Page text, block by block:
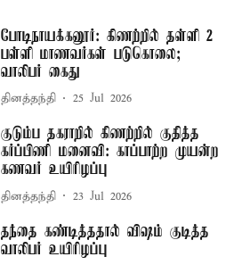
போடிநாயக்கனூர்: கிணற்றில் தள்ளி 2
பள்ளி மாணவர்கள் படுகொலை;
வாலிபர் கைது
தினத்தந்தி 25 Jul 2026
குடும்ப தகராறில் கிணற்றில் குதித்த
கர்ப்பிணி மனைவி: காப்பாற்ற முயன்ற
கணவர் உயிரிழப்பு
தினத்தந்தி 23 Jul 2026
தந்தை கண்டித்ததால் விஷம் குடித்த
வாலிபர் உயிரிழப்பு